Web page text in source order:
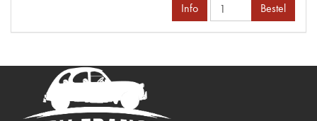
Info Bestel